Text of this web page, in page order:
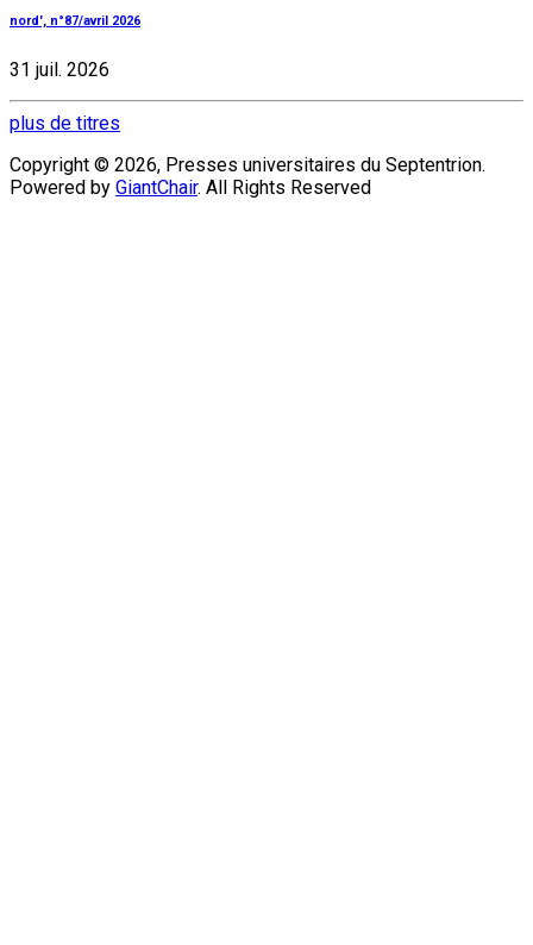
nord', n°87/avril 2026
31 juil. 2026
plus de titres
Copyright © 2026, Presses universitaires du Septentrion.
Powered by GiantChair. All Rights Reserved